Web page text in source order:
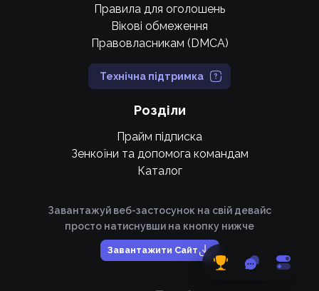
Правила для оголошень
Вікові обмеження
Правовласникам (DMCA)
Технічна підтримка
Розділи
Прайм підписка
Зенкоїни та допомога командам
Каталог
Завантажуй веб-застосунок на свій девайс
просто натиснувши на кнопку нижче
Завантажити Сайт